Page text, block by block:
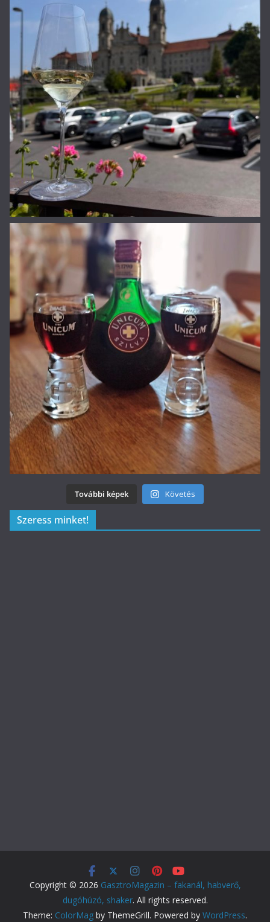
További képek Követés
Szeress minket!
Copyright © 2026 GasztroMagazin – fakanál, habverő,
dugóhúzó, shaker. All rights reserved.
Theme: ColorMag by ThemeGrill. Powered by WordPress.